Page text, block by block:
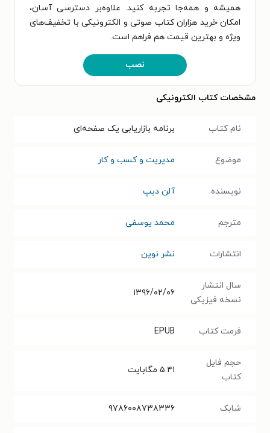
همیشه و همه‌جا تجربه کنید. علاوه‌بر دسترسی آسان،
امکان خرید هزاران کتاب صوتی و الکترونیکی با تخفیف‌های
ویژه و بهترین قیمت هم فراهم است.
نصب
مشخصات کتاب الکترونیکی
نام کتاب برنامه‌ بازاریابی یک صفحه‌ای
موضوع مدیریت و کسب و کار
نویسنده آلن دیپ
مترجم محمد یوسفی
انتشارات نشر نوین
سال انتشار
نسخه فیزیکی
۱۳۹۶/۰۲/۰۶
فرمت کتاب EPUB
حجم فایل
کتاب
۵.۴۱ مگابایت
شابک ۹۷۸۶۰۰۸۷۳۸۳۳۶